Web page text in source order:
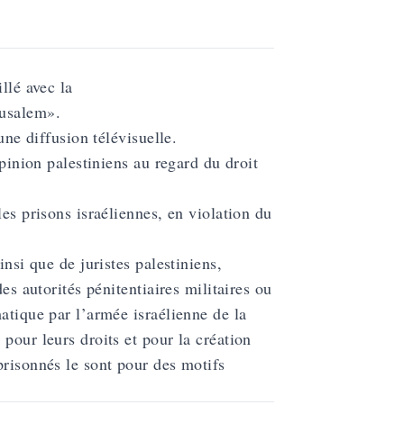
avec la
diffusion télévisuelle.
palestiniens au regard du droit
prisons israéliennes, en violation du
que de juristes palestiniens,
autorités pénitentiaires militaires ou
par l’armée israélienne de la
leurs droits et pour la création
le sont pour des motifs